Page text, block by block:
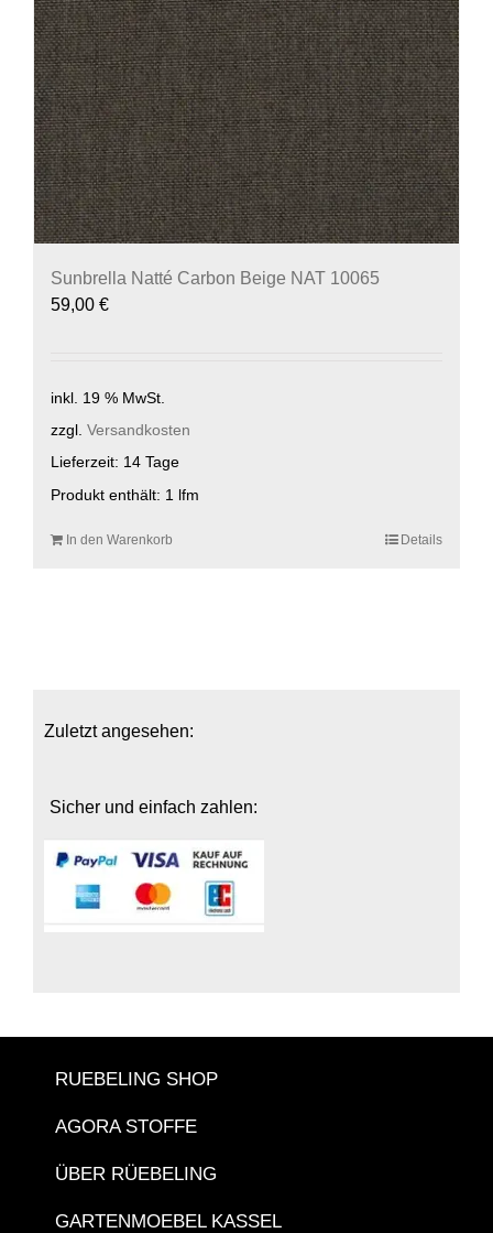
Sunbrella Natté Carbon Beige NAT 10065
59,00 €
inkl. 19 % MwSt.
zzgl. Versandkosten
Lieferzeit: 14 Tage
Produkt enthält: 1 lfm
In den Warenkorb Details
Zuletzt angesehen:
Sicher und einfach zahlen:
RUEBELING SHOP
AGORA STOFFE
ÜBER RÜEBELING
GARTENMOEBEL KASSEL